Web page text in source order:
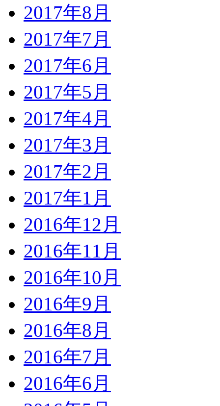
2017年8月
2017年7月
2017年6月
2017年5月
2017年4月
2017年3月
2017年2月
2017年1月
2016年12月
2016年11月
2016年10月
2016年9月
2016年8月
2016年7月
2016年6月